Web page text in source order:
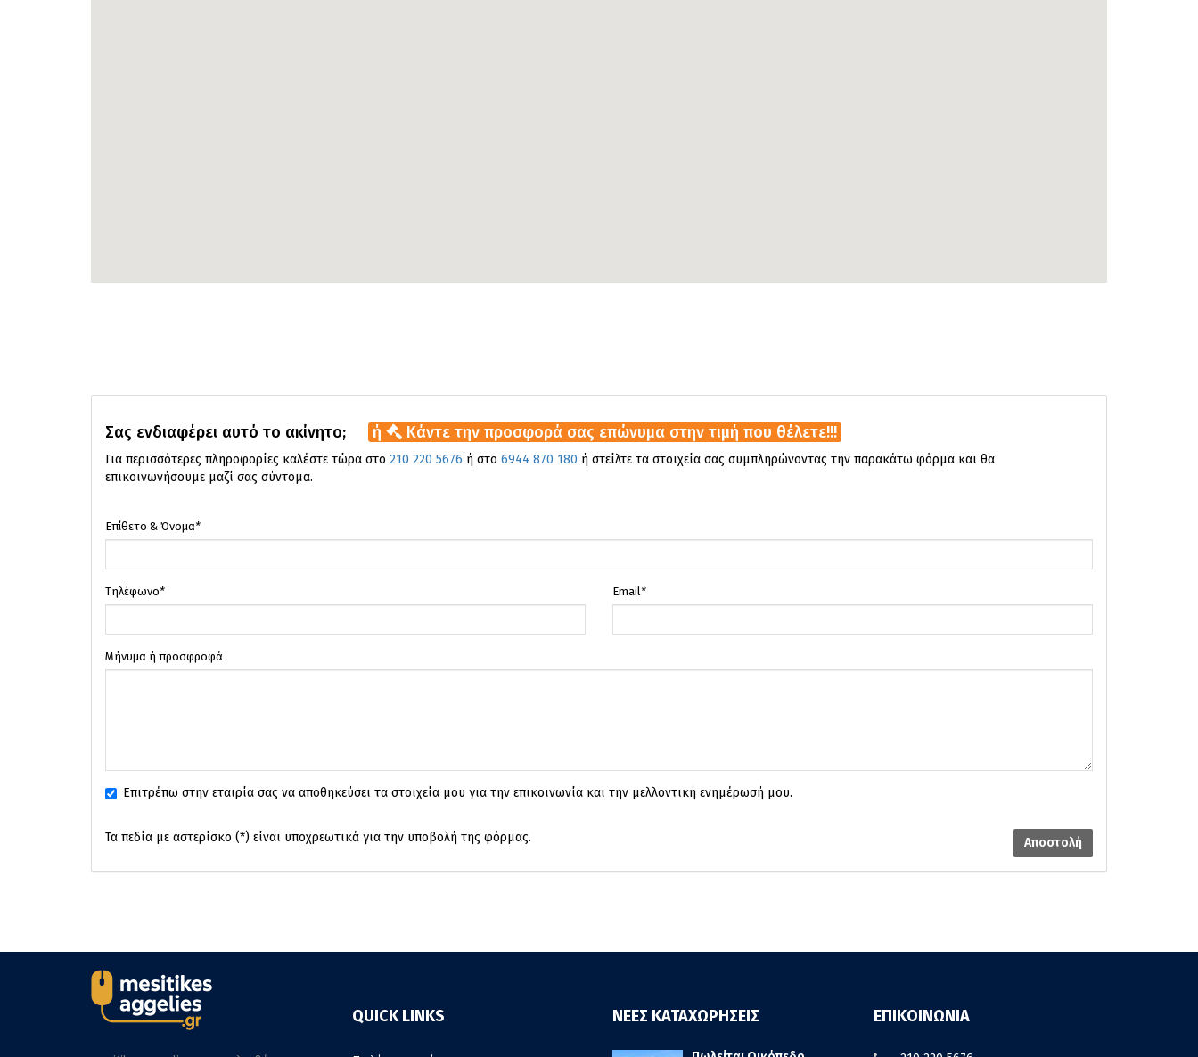
Σας ενδιαφέρει αυτό το ακίνητο; ή Κάντε την προσφορά σας επώνυμα στην τιμή που θέλετε!!!
Για περισσότερες πληροφορίες καλέστε τώρα στο 210 220 5676 ή στο 6944 870 180 ή στείλτε τα στοιχεία σας συμπληρώνοντας την παρακάτω φόρμα και θα
επικοινωνήσουμε μαζί σας σύντομα.
Επίθετο & Όνομα*
Τηλέφωνο* Email*
Μήνυμα ή προσφροφά
Επιτρέπω στην εταιρία σας να αποθηκεύσει τα στοιχεία μου για την επικοινωνία και την μελλοντική ενημέρωσή μου.
Τα πεδία με αστερίσκο (*) είναι υποχρεωτικά για την υποβολή της φόρμας. Αποστολή
QUICK LINKS ΝΕΕΣ ΚΑΤΑΧΩΡΗΣΕΙΣ ΕΠΙΚΟΙΝΩΝΙΑ